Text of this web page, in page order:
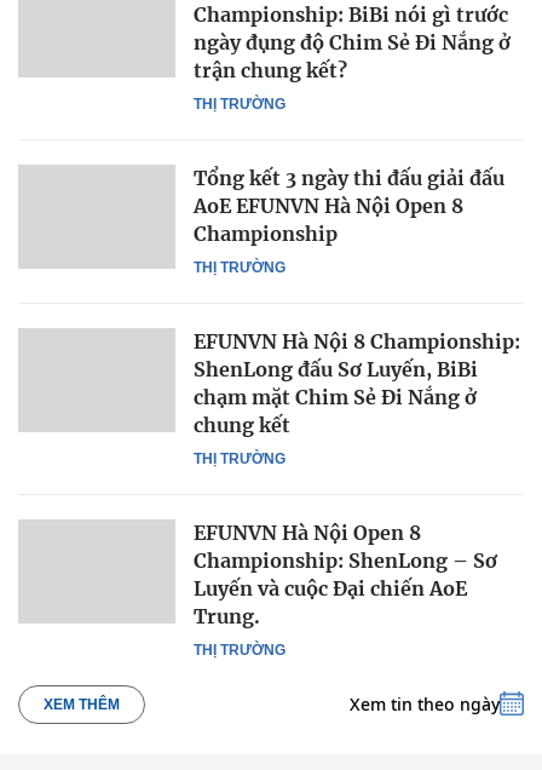
THỊ TRƯỜNG
Championship: BiBi nói gì trước
ngày đụng độ Chim Sẻ Đi Nắng ở
trận chung kết?
THỊ TRƯỜNG
Tổng kết 3 ngày thi đấu giải đấu
AoE EFUNVN Hà Nội Open 8
Championship
THỊ TRƯỜNG
EFUNVN Hà Nội 8 Championship:
ShenLong đấu Sơ Luyến, BiBi
chạm mặt Chim Sẻ Đi Nắng ở
chung kết
THỊ TRƯỜNG
EFUNVN Hà Nội Open 8
Championship: ShenLong – Sơ
Luyến và cuộc Đại chiến AoE
Trung.
XEM THÊM Xem tin theo ngày